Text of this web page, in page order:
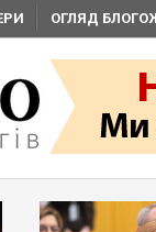
ОГЛЯД